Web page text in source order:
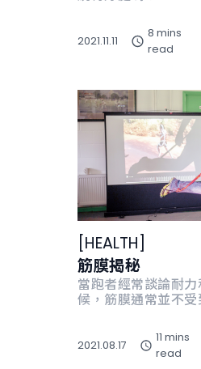
2021.11.11
8 mins
read
[HEALTH]
筋膜揭秘
當跑者經常談論耐
候，筋膜通常並不受
2021.08.17
11 mins
read